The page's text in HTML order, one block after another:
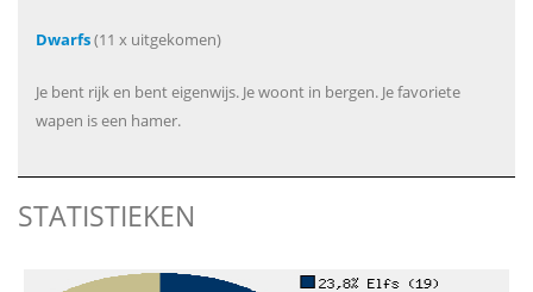
Dwarfs(11 x uitgekomen)
Je bent rijk en bent eigenwijs. Je woont in bergen. Je favoriete
wapen is een hamer.
STATISTIEKEN